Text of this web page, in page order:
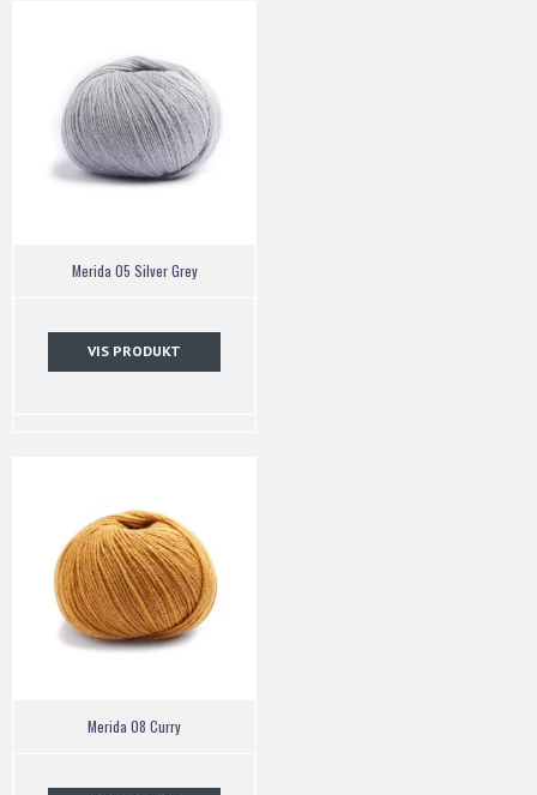
Merida 05 Silver Grey
VIS PRODUKT
Merida 08 Curry